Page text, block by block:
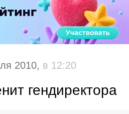
2010, в 12:20
гендиректора